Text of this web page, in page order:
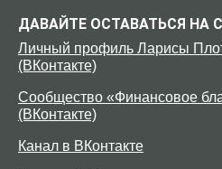
ДАВАЙТЕ ОСТАВАТЬСЯ НА
Личный профиль Ларисы
(ВКонтакте)
Сообщество «Финансовое
(ВКонтакте)
Канал в ВКонтакте